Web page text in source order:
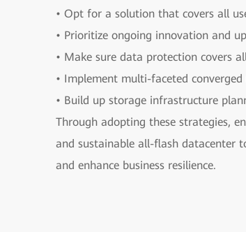
• Opt for a solution that covers all
• Prioritize ongoing innovation and
• Make sure data protection covers
• Implement multi-faceted
• Build up storage infrastructure
Through adopting these strategies,
and sustainable all-flash datacenter
and enhance business resilience.